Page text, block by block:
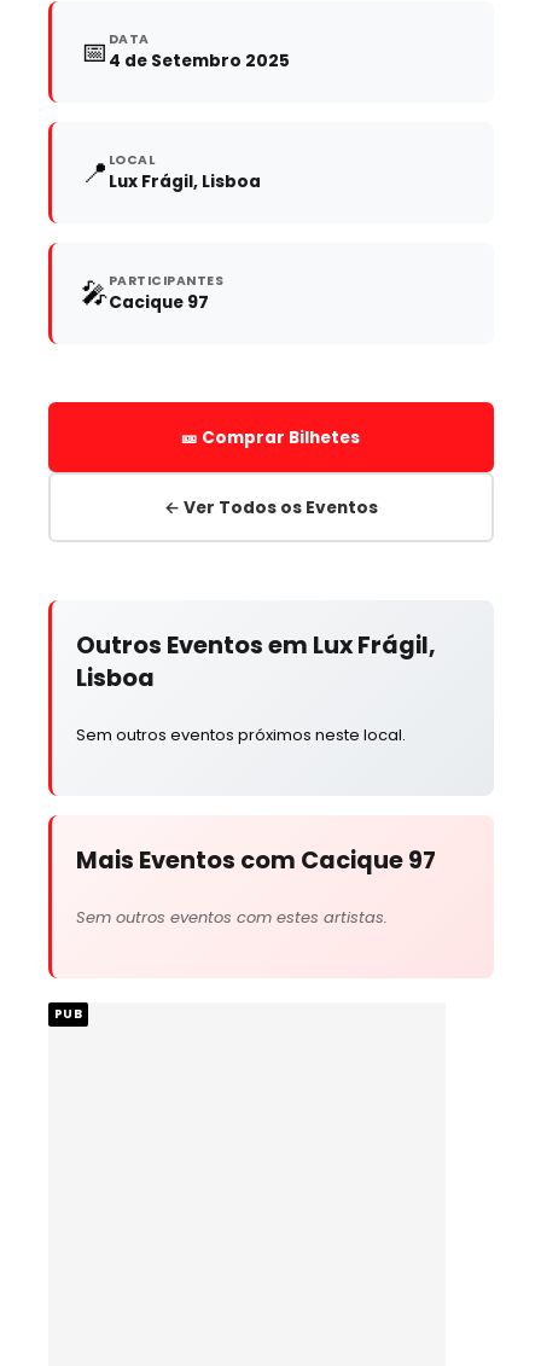
📅 DATA
4 de Setembro 2025
📍 LOCAL
Lux Frágil, Lisboa
🎤PARTICIPANTES
Cacique 97
🎫 Comprar Bilhetes
← Ver Todos os Eventos
Outros Eventos em Lux Frágil,
Lisboa
Sem outros eventos próximos neste local.
Mais Eventos com Cacique 97
Sem outros eventos com estes artistas.
PUB